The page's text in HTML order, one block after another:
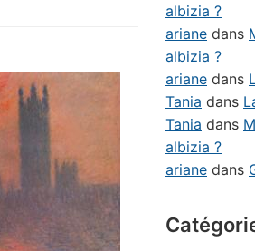
albizia ?
ariane dans
albizia ?
ariane dans
Tania dans
Tania dans
albizia ?
ariane dans